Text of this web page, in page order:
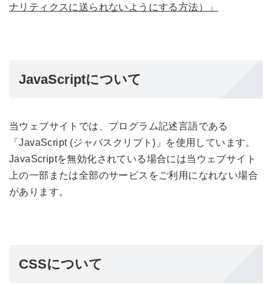
ナリティクスに送られないようにする方法）」
JavaScriptについて
当ウェブサイトでは、プログラム記述言語である
「JavaScript (ジャバスクリプト)」を使用しています。
JavaScriptを無効化されている場合には当ウェブサイト
上の一部または全部のサービスをご利用になれない場合
があります。
CSSについて